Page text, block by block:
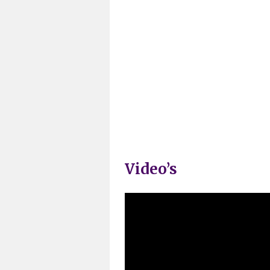
Video’s